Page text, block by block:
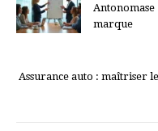
marque
Assurance auto : maîtriser